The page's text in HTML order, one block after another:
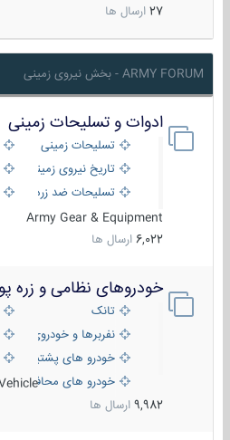
27 ارسال ها
ARMY FORUM - بخش نیروی زمینی
ادوات و تسلیحات زمینی
تسلیحات زمینی
تاریخ نیروی زمینی
تسلیحات ضد زره
Army Gear & Equipment
6,022 ارسال ها
خودروهای نظامی و زره
تانک
نفربرها و خودروی های
خودرو های پشتیبانی
خودرو های محافظت شده
Vehicle
9,982 ارسال ها